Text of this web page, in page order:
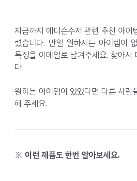
지금까지 에디슨수저 관련 추천 아이
렸습니다. 만일 원하시는 아이템이
특징을 이메일로 남겨주세요. 찾아서
다.
원하는 아이템이 있었다면 다른 사람
해 주세요.
※ 이런 제품도 한번 알아보세요.